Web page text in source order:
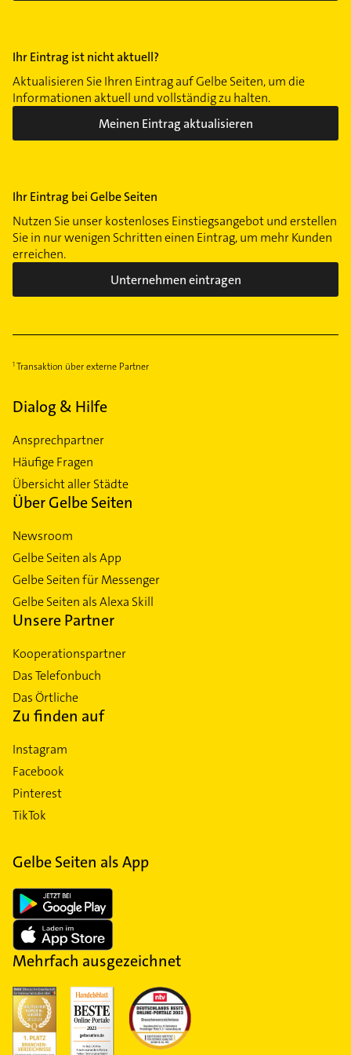
Ihr Eintrag ist nicht aktuell?
Aktualisieren Sie Ihren Eintrag auf Gelbe Seiten, um die
Informationen aktuell und vollständig zu halten.
Meinen Eintrag aktualisieren
Ihr Eintrag bei Gelbe Seiten
Nutzen Sie unser kostenloses Einstiegsangebot und erstellen
Sie in nur wenigen Schritten einen Eintrag, um mehr Kunden
erreichen.
Unternehmen eintragen
Transaktion über externe Partner
Dialog & Hilfe
Ansprechpartner
Häufige Fragen
Übersicht aller Städte
Über Gelbe Seiten
Newsroom
Gelbe Seiten als App
Gelbe Seiten für Messenger
Gelbe Seiten als Alexa Skill
Unsere Partner
Kooperationspartner
Das Telefonbuch
Das Örtliche
Zu finden auf
Instagram
Facebook
Pinterest
TikTok
Gelbe Seiten als App
Mehrfach ausgezeichnet